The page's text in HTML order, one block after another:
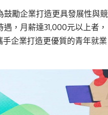
勵企業打造更具發展性與競
，月薪達31,000元以上者，
企業打造更優質的青年就業